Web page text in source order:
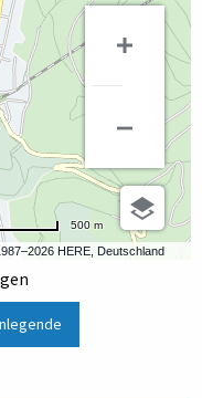
HERE, Deutschland
500 m